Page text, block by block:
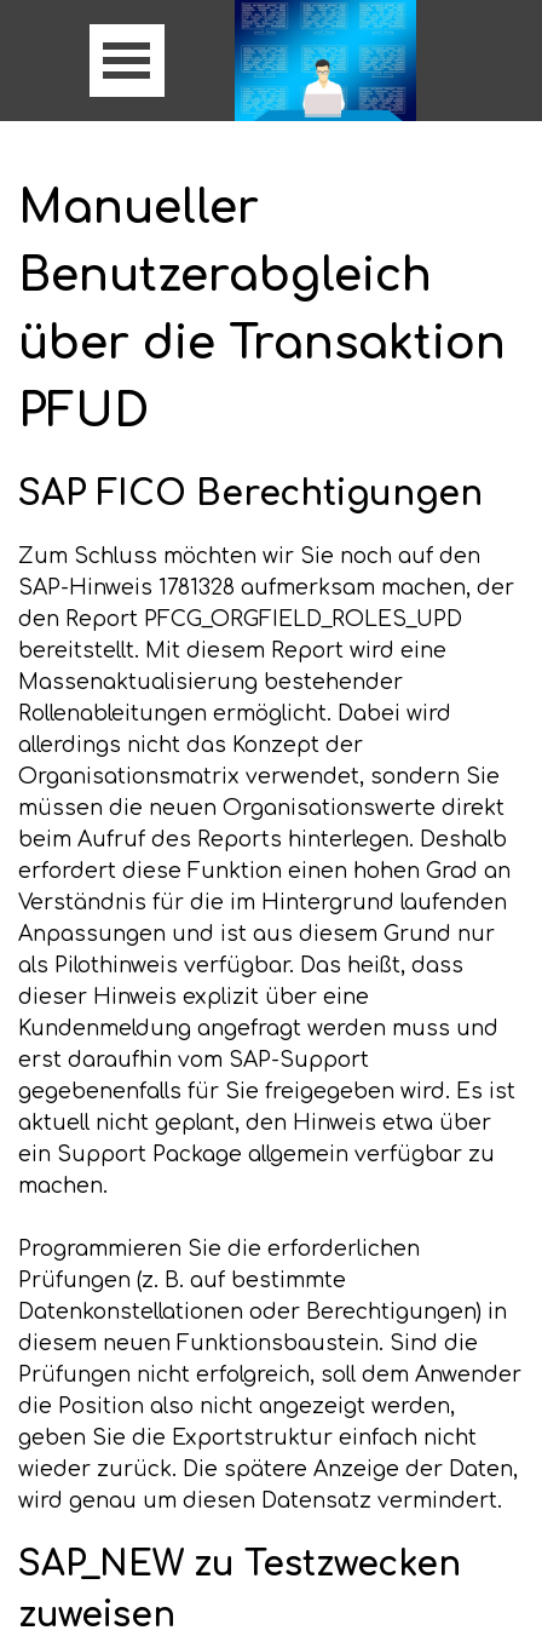
Manueller
Benutzerabgleich
über die Transaktion
PFUD
SAP FICO Berechtigungen
Zum Schluss möchten wir Sie noch auf den
SAP-Hinweis 1781328 aufmerksam machen, der
den Report PFCG_ORGFIELD_ROLES_UPD
bereitstellt. Mit diesem Report wird eine
Massenaktualisierung bestehender
Rollenableitungen ermöglicht. Dabei wird
allerdings nicht das Konzept der
Organisationsmatrix verwendet, sondern Sie
müssen die neuen Organisationswerte direkt
beim Aufruf des Reports hinterlegen. Deshalb
erfordert diese Funktion einen hohen Grad an
Verständnis für die im Hintergrund laufenden
Anpassungen und ist aus diesem Grund nur
als Pilothinweis verfügbar. Das heißt, dass
dieser Hinweis explizit über eine
Kundenmeldung angefragt werden muss und
erst daraufhin vom SAP-Support
gegebenenfalls für Sie freigegeben wird. Es ist
aktuell nicht geplant, den Hinweis etwa über
ein Support Package allgemein verfügbar zu
machen.
Programmieren Sie die erforderlichen
Prüfungen (z. B. auf bestimmte
Datenkonstellationen oder Berechtigungen) in
diesem neuen Funktionsbaustein. Sind die
Prüfungen nicht erfolgreich, soll dem Anwender
die Position also nicht angezeigt werden,
geben Sie die Exportstruktur einfach nicht
wieder zurück. Die spätere Anzeige der Daten,
wird genau um diesen Datensatz vermindert.
SAP_NEW zu Testzwecken
zuweisen